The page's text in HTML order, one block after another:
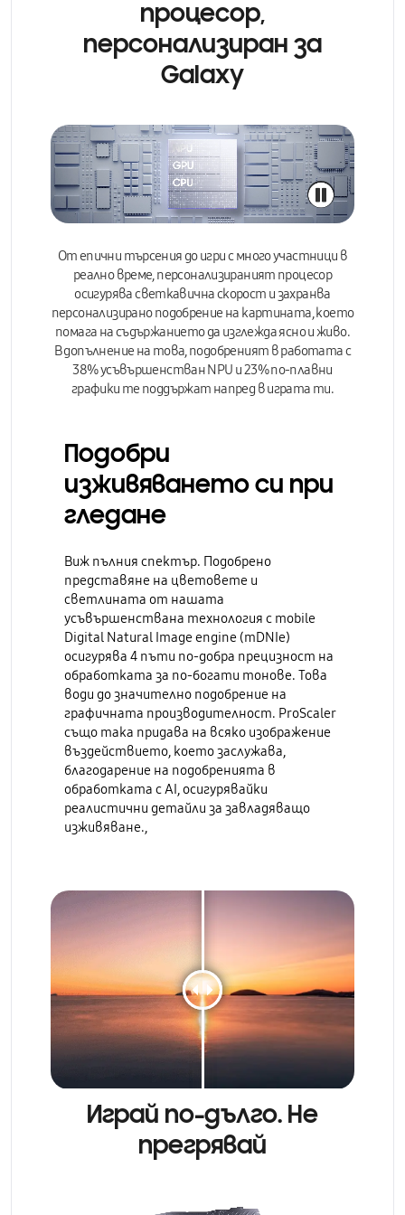
процесор,
персонализиран за
Galaxy
От епични търсения до игри с много участници в
реално време,персонализираният процесор
осигурява светкавична скорост и захранва
персонализирано подобрение на картината, което
помага на съдържанието да изглежда ясно и живо.
В допълнение на това, подобреният в работата с
38% усъвършенстван NPU и 23% по-плавни
графики те поддържат напред в играта ти.
Подобри
изживяването си при
гледане
Виж пълния спектър. Подобрено
представяне на цветовете и
светлината от нашата
усъвършенствана технология сmobile
Digital Natural Image engine (mDNIe)
осигурява4 пъти по-добра прецизност на
обработката за по-богати тонове.Това
води до значително подобрение на
графичната производителност. ProScaler
също така придава на всяко изображение
въздействието, което заслужава,
благодарение на подобренията в
обработката с AI, осигурявайки
реалистични детайли за завладяващо
изживяване.,
Играй по-дълго. Не
прегрявай